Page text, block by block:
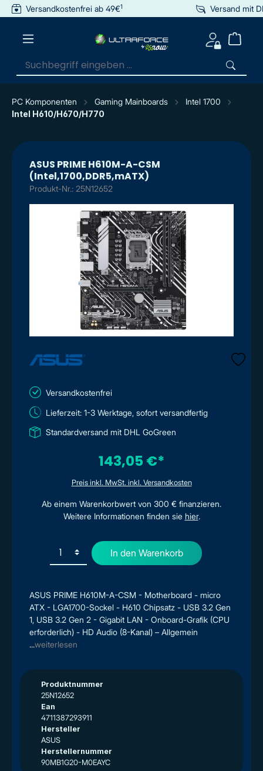
springen
Versandkostenfrei ab 49€1 Versand mit
PC Komponenten Gaming Mainboards
Intel 1700
Intel H610/H670/H770
ASUS PRIME H610M-A-CSM
(Intel,1700,DDR5,mATX)
Produkt-Nr.: 25N12652
ASUS PRIME H610M-A-CSM - Motherboard - micro
ATX - LGA1700-Sockel - H610 Chipsatz - USB 3.2 Gen
1, USB 3.2 Gen 2 - Gigabit LAN - Onboard-Grafik (CPU
erforderlich) - HD Audio (8-Kanal) – Allgemein
...weiterlesen
Produktnummer
25N12652
Ean
4711387293911
Hersteller
ASUS
Herstellernummer
90MB1G20-M0EAYC
Versandkostenfrei
Lieferzeit: 1-3 Werktage, sofort versandfertig
Standardversand mit DHL GoGreen
143,05 €*
Preis inkl. MwSt. inkl. Versandkosten
Ab einem Warenkorbwert von 300 € finanzieren.
Weitere Informationen finden sie hier.
In den Warenkorb